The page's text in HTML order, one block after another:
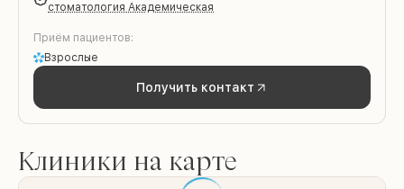
стоматология Академическая
Приём пациентов:
Взрослые
Получить контакт
Клиники на карте